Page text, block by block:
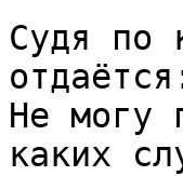
Судя по
Не могу
каких